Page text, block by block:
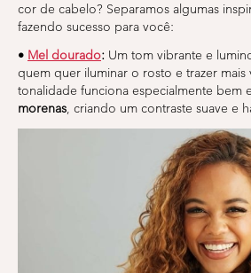
cor de cabelo? Separamos algumas
fazendo sucesso para você:
• Mel dourado: Um tom vibrante e
quem quer iluminar o rosto e trazer mais
tonalidade funciona especialmente bem
morenas, criando um contraste suave e